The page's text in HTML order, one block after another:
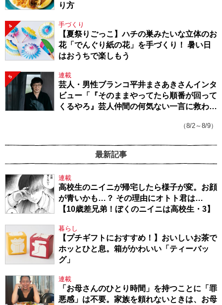
り方
4 手づくり
【夏祭りごっこ】ハチの巣みたいな立体のお
花「でんぐり紙の花」を手づくり！ 暑い日
はおうちで楽しもう
5 連載
芸人・男性ブランコ平井まさあきさんインタ
ビュー「『そのままやってたら順番が回って
くるやろ』芸人仲間の何気ない一言に救われ
（8/2～8/9）
最新記事
連載
高校生のニイニが帰宅したら様子が変。お顔
が青いかも…？ その理由にオトト君は…
【10歳差兄弟！ぼくのニイニは高校生・3】
暮らし
【プチギフトにおすすめ！】おいしいお茶で
ホッとひと息。箱がかわいい「ティーバッ
グ」
連載
「お母さんのひとり時間」を持つことに「罪
悪感」は不要。家族を頼れないときは、お母